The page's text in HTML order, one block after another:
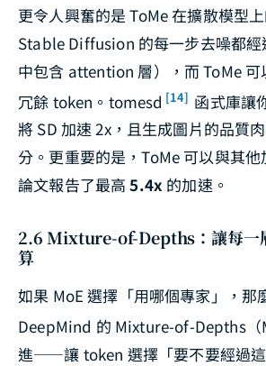
更令人興奮的是 ToMe 在擴散模型
Stable Diffusion 的每一步去噪都經
中包含 attention 層），而 ToMe
冗餘 token。tomesd [14] 函式庫讓
將 SD 加速 2x，且生成圖片的品質
分。更重要的是，ToMe 可以與其
論文報告了最高5.4x 的加速。
2.6 Mixture-of-Depths：讓每一
算
如果 MoE 選擇「用哪個專家」，那
DeepMind 的 Mixture-of-Depths（
進——讓 token 選擇「要不要經過這